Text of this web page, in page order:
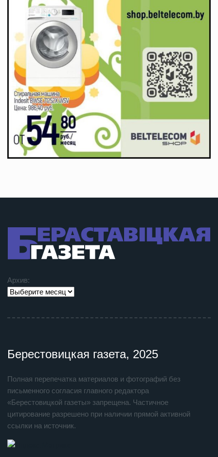
Архив:
Берестовицкая газета, 2025
Полная перепечатка материалов и фотографий без
письменного согласия главного редактора
«Берестовицкой газеты» запрещена. Частичное
цитирование разрешено при наличии прямой активной
ссылки на источник.